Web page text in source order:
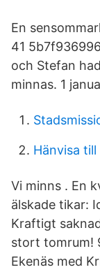
En
41
och Stefan
minnas. 1
Hänvisa
Vi minns . En
älskade tikar:
Kraftigt
stort tomrum!
Ekenäs med